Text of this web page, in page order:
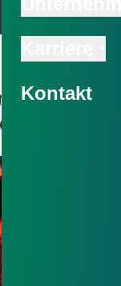
Kontakt
Sektion scrollen